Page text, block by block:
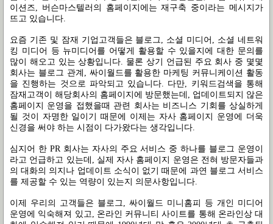
이션즈, 버슨마스텔러의 홈페이지에는 재구축 중이라는 메시지가
뜨고 있습니다.
요즘 기존 및 잠재 기업고객들은 블로그, 소셜 미디어, 소셜 네트워
킹 미디어 등 뉴미디어를 어떻게 활용할 수 있을지에 대한 문의를
많이 해오고 있는 상황입니다. 물론 상기 언급된 주요 회사 중 몇몇
회사는 블로그 관계, 싸이월드를 활용한 마케팅 커뮤니케이션 활동
을 진행하는 것으로 파악되고 있습니다. 다만, 키워드검색을 통해
잠재고객이 해당회사의 홈페이지에 방문했는데, 업데이트되지 않은
홈페이지 운영을 접했을때 관련 회사는 비즈니스 기회를 상실하게
될 것이 자명한 일이기 때문에 이제는 자사 홈페이지 운영에 더욱
신경을 써야 하는 시점이 다가왔다는 생각입니다.
심지어 한 PR 회사는 자사의 주요 서비스 중 하나를 블로그 운영이
라고 언급하고 있는데, 실제 자사 홈페이지 운영은 전혀 방문자들과
의 대화의 의지나 업데이트 소식이 없기 때문에 과연 블로그 서비스
를 제공할 수 있는 역량이 있는지 의문사항입니다.
이제 우리의 고객들은 블로그, 싸이월드 미니홈피 등 개인 미디어
운영에 익숙해져 있고, 온라인 커뮤니티 사이트를 통해 온라인상 대